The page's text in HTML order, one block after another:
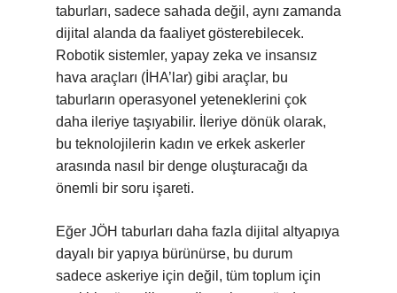
taburları, sadece sahada değil, aynı zamanda
dijital alanda da faaliyet gösterebilecek.
Robotik sistemler, yapay zeka ve insansız
hava araçları (İHA’lar) gibi araçlar, bu
taburların operasyonel yeteneklerini çok
daha ileriye taşıyabilir. İleriye dönük olarak,
bu teknolojilerin kadın ve erkek askerler
arasında nasıl bir denge oluşturacağı da
önemli bir soru işareti.
Eğer JÖH taburları daha fazla dijital altyapıya
dayalı bir yapıya bürünürse, bu durum
sadece askeriye için değil, tüm toplum için